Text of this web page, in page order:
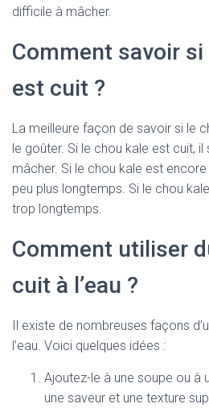
difficile à mâcher.
Comment savoir
est cuit ?
La meilleure façon de savoir si le
le goûter. Si le chou kale est cuit,
mâcher. Si le chou kale est
peu plus longtemps. Si le chou
trop longtemps.
Comment utiliser
cuit à l’eau ?
Il existe de nombreuses façons
l’eau. Voici quelques idées :
Ajoutez-le à une soupe ou à
une saveur et une texture